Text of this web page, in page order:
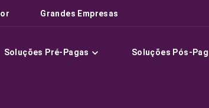
Grandes Empresas
Soluções Pré-Pagas Soluções Pós-